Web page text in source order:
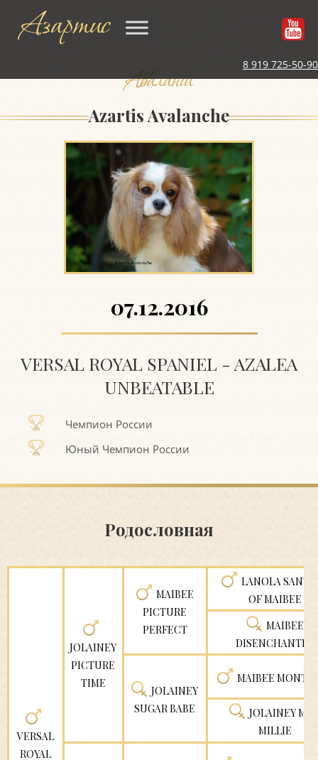
8 919 725-50-90
Азартис
Аваланш
Azartis Avalanche
07.12.2016
VERSAL ROYAL SPANIEL - AZALEA
UNBEATABLE
Чемпион России
Юный Чемпион России
Родословная
VERSAL
ROYAL
JOLAINEY
PICTURE
TIME
MAIBEE
PICTURE
PERFECT
JOLAINEY
SUGAR BABE
LANOLA
OF MAIBEE
MAIBEE
DISENCHANTED
MAIBEE
JOLAINEY
MILLIE